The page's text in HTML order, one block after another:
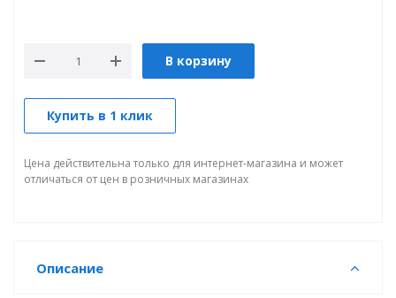
В корзину
Купить в 1 клик
Цена действительна только для интернет-магазина и может
отличаться от цен в розничных магазинах
Описание